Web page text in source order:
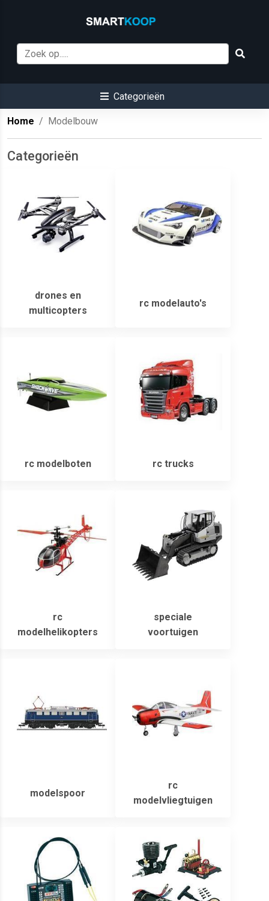
Categorieën
Home Modelbouw
Categorieën
drones en
multicopters
rc modelauto's
rc modelboten rc trucks
rc
modelhelikopters
speciale
voortuigen
modelspoor
rc
modelvliegtuigen